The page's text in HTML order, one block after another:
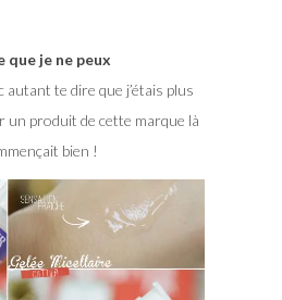
que je ne peux
autant te dire que j’étais plus
un produit de cette marque là
bien !